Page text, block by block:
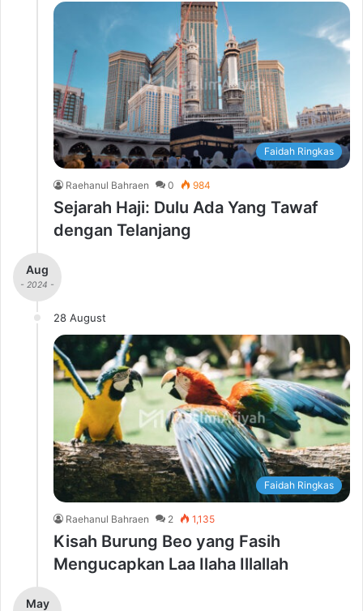
Faidah Ringkas
Raehanul Bahraen 0 984
Sejarah Haji: Dulu Ada Yang Tawaf
dengan Telanjang
Aug
- 2024 -
28 August
Faidah Ringkas
Raehanul Bahraen 2 1,135
Kisah Burung Beo yang Fasih
Mengucapkan Laa Ilaha Illallah
May